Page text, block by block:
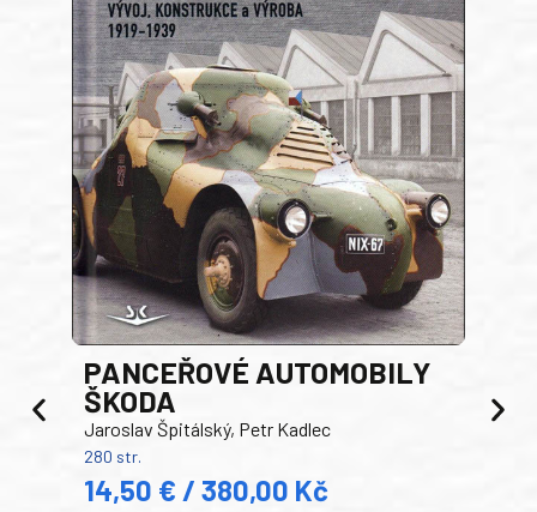
PANCEŘOVÉ AUTOMOBILY
ŠKODA
Jaroslav Špitálský, Petr Kadlec
280 str.
14,50 € / 380,00 Kč